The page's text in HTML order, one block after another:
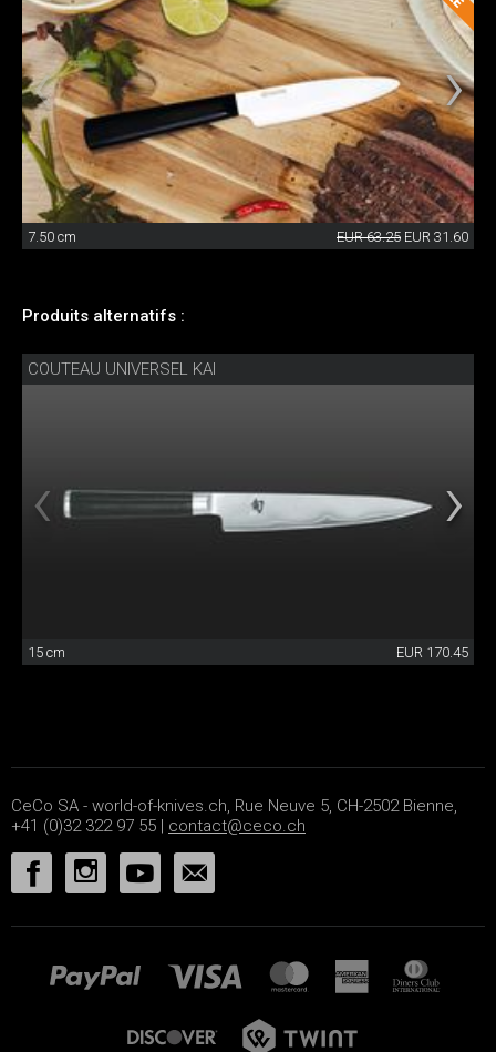
7.50 cm EUR 63.25 EUR 31.60
Produits alternatifs :
COUTEAU UNIVERSEL KAI
15 cm EUR 170.45
CeCo SA - world-of-knives.ch, Rue Neuve 5, CH-2502 Bienne,
+41 (0)32 322 97 55 | contact@ceco.ch